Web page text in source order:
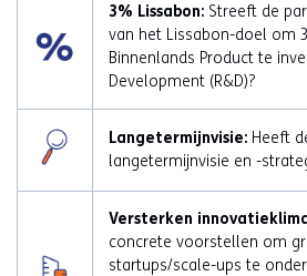
3% Lissabon: Streeft de
van het Lissabon-doel om
Binnenlands Product te
Development (R&D)?
Langetermijnvisie: Heeft
langetermijnvisie en -
Versterken
concrete voorstellen om
startups/scale-ups te